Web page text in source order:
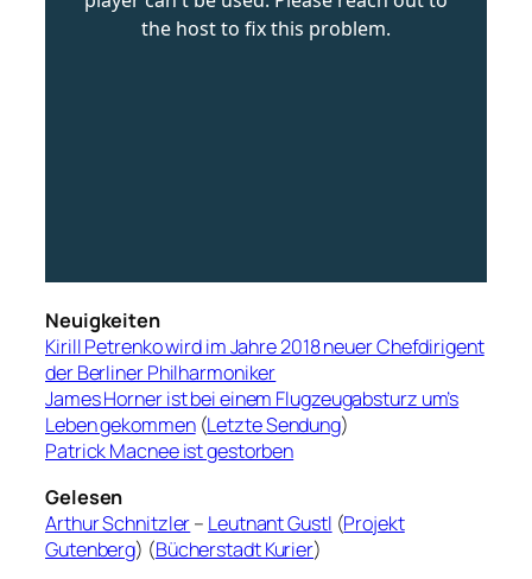
Neuigkeiten
Kirill Petrenko wird im Jahre 2018 neuer Chefdirigent
der Berliner Philharmoniker
James Horner ist bei einem Flugzeugabsturz um’s
Leben gekommen(Letzte Sendung)
Patrick Macnee ist gestorben
Gelesen
Arthur Schnitzler– Leutnant Gustl (Projekt
Gutenberg) (Bücherstadt Kurier)